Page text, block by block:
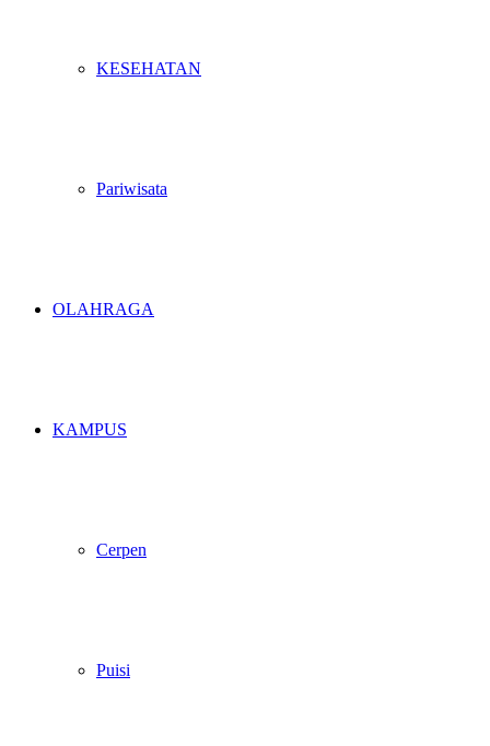
KESEHATAN
Pariwisata
OLAHRAGA
KAMPUS
Cerpen
Puisi